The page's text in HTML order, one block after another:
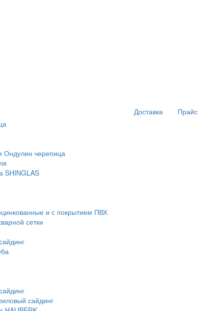
Ондулин черепица
SHINGLAS
и с покрытием ПВХ
сетки
сайдинг
Доставка Прайс